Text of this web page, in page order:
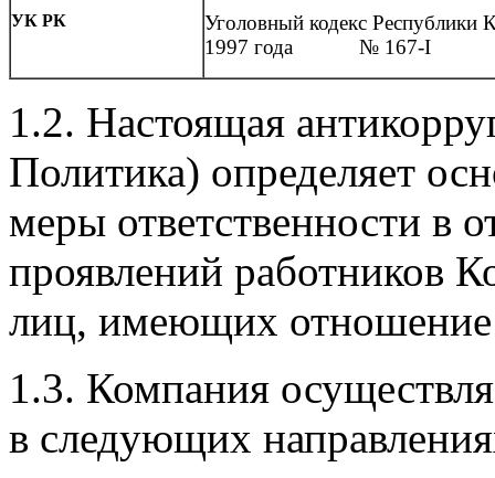
УК РК
Уголовный кодекс Республики
1997 года № 167-I
1.2. Настоящая
Политика) определяет
меры ответственности в
проявлений работников
лиц, имеющих отношение
1.3. Компания
в следующих